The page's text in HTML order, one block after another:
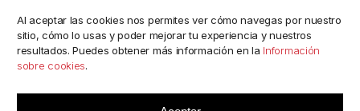
Al aceptar las cookies nos permites ver cómo navegas por nuestro
sitio, cómo lo usas y poder mejorar tu experiencia y nuestros
resultados. Puedes obtener más información en la Información
sobre cookies.